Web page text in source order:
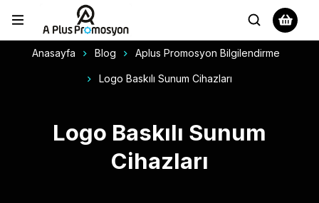
Anasayfa Blog Aplus Promosyon Bilgilendirme
Logo Baskılı Sunum Cihazları
Logo Baskılı Sunum
Cihazları